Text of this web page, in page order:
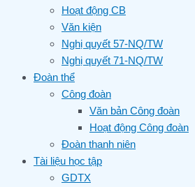
Hoạt động CB
Văn kiện
Nghị quyết 57-NQ/TW
Nghị quyết 71-NQ/TW
Đoàn thể
Công đoàn
Văn bản Công đoàn
Hoạt động Công đoàn
Đoàn thanh niên
Tài liệu học tập
GDTX